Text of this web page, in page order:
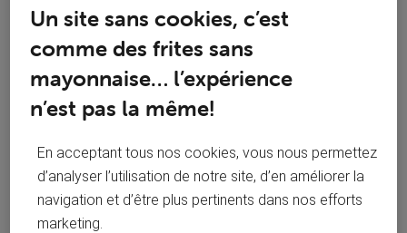
Oldest First
Selected
Oldest
FirstMarcs +9 plus
• 22.6K
il y a 5 ans
Un site sans cookies, c’est
comme des frites sans
mayonnaise… l’expérience
n’est pas la même!
En acceptant tous nos cookies, vous nous permettez
d’analyser l’utilisation de notre site, d’en améliorer la
navigation et d’être plus pertinents dans nos efforts
marketing.